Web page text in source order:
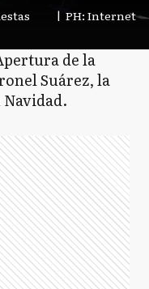
| PH: Internet
de la
Suárez, la
Navidad.